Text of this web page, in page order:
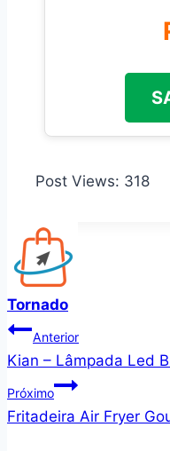
Post Views: 318
Tornado
Navegação
de
Post
Anterior
Kian – Lâmpada Led
Próximo
Fritadeira Air Fryer